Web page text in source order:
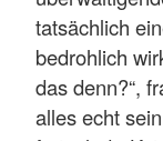
tatsächlich
bedrohlich
das denn?“,
alles echt